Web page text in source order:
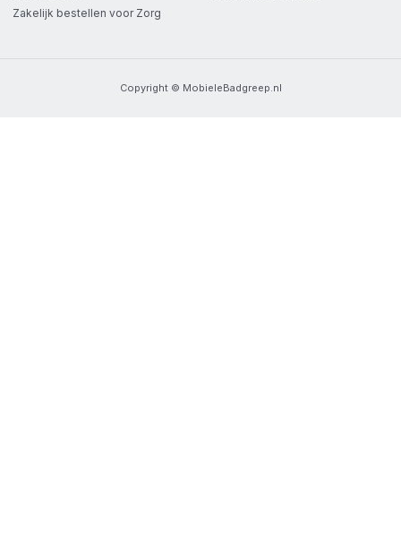
Zakelijk bestellen voor Zorg
Copyright © MobieleBadgreep.nl